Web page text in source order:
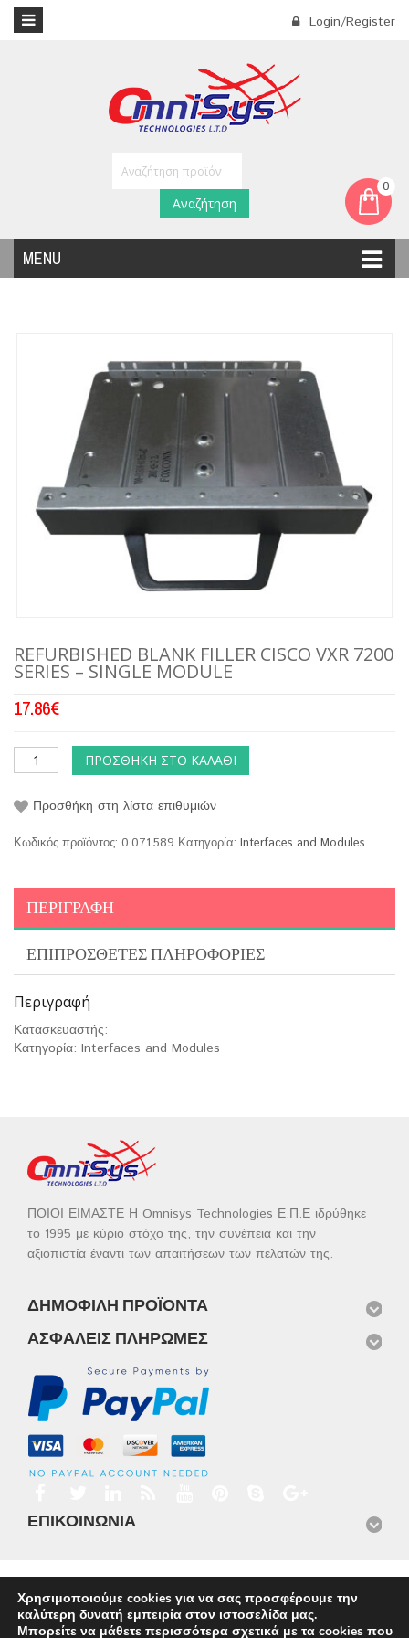
Login/Register
0
MENU
Αναζήτηση
REFURBISHED BLANK FILLER CISCO VXR 7200
SERIES – SINGLE MODULE
17.86€
ΠΡΟΣΘΉΚΗ ΣΤΟ ΚΑΛΆΘΙ
Προσθήκη στη λίστα επιθυμιών
Κωδικός προϊόντος: 0.071.589 Κατηγορία: Interfaces and Modules
ΠΕΡΙΓΡΑΦΉ
ΕΠΙΠΡΌΣΘΕΤΕΣ ΠΛΗΡΟΦΟΡΊΕΣ
Περιγραφή
Κατασκευαστής:
Κατηγορία: Interfaces and Modules
ΠΟΙΟΙ ΕΙΜΑΣΤΕ Η Omnisys Technologies Ε.Π.Ε ιδρύθηκε
το 1995 με κύριο στόχο της, την συνέπεια και την
αξιοπιστία έναντι των απαιτήσεων των πελατών της.
ΔΗΜΟΦΙΛΉ ΠΡΟΪΌΝΤΑ
ΑΣΦΑΛΕΊΣ ΠΛΗΡΩΜΈΣ
ΕΠΙΚΟΙΝΩΝΊΑ
Προϊόντα
Φωτογραφίες
Service
Εταιρικό Προφίλ
Επικοινωνία
© 2026Omnisys
Χρησιμοποιούμε cookies για να σας προσφέρουμε την
καλύτερη δυνατή εμπειρία στον ιστοσελίδα μας.
Μπορείτε να μάθετε περισσότερα σχετικά με τα cookies που